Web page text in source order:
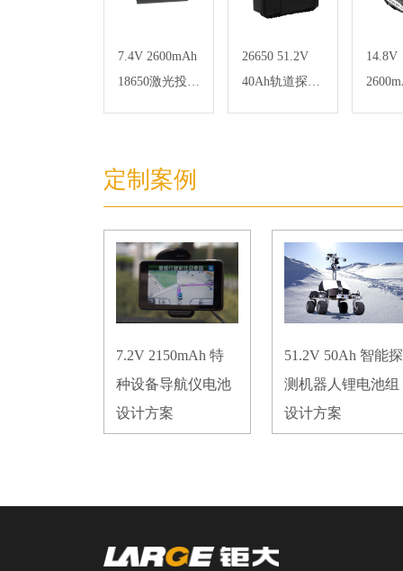
7.4V 2600mAh
18650激光投影
26650 51.2V
40Ah轨道探伤
14.8V
定制案例
7.2V 2150mAh 特
种设备导航仪电池
设计方案
51.2V 50Ah 智能探
测机器人锂电池组
设计方案